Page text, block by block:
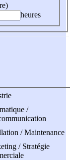
heures
/
/ Maintenance
/ Stratégie